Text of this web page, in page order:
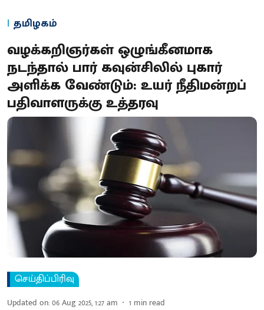
தமிழகம்
வழக்கறிஞர்கள் ஒழுங்கீனமாக
நடந்தால் பார் கவுன்சிலில் புகார்
அளிக்க வேண்டும்: உயர் நீதிமன்றப்
பதிவாளருக்கு உத்தரவு
செய்திப்பிரிவு
Updated on:06 Aug 2025, 1:27 am 1 min read